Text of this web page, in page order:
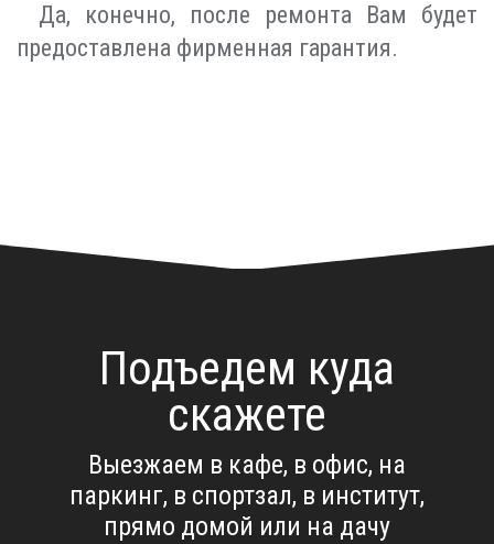
Да, конечно, после ремонта Вам будет
предоставлена фирменная гарантия.
Подъедем куда
скажете
Выезжаем в кафе, в офис, на
паркинг, в спортзал, в институт,
прямо домой или на дачу